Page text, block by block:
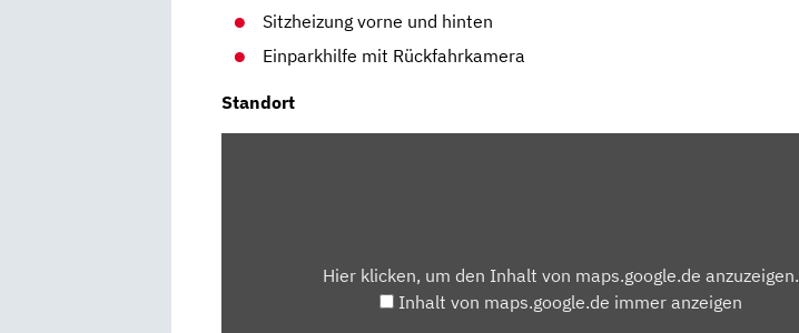
Sitzheizung vorne und hinten
Einparkhilfe mit Rückfahrkamera
Standort
Hier klicken, um den Inhalt von maps.google.de anzuzeigen.
Inhalt von maps.google.de immer anzeigen